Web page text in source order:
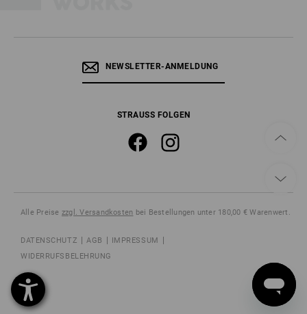
NEWSLETTER-ANMELDUNG
STRAUSS FOLGEN
Alle Preise zzgl. Versandkosten bei Bestellungen unter 180,00 € Warenwert.
DATENSCHUTZ AGB
IMPRESSUM
WIDERRUFSBELEHRUNG